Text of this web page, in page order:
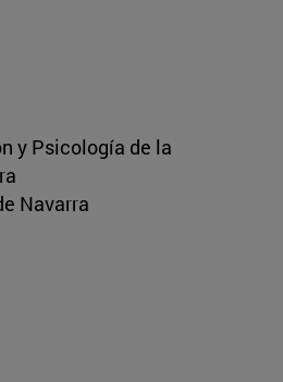
y Psicología de la
Navarra